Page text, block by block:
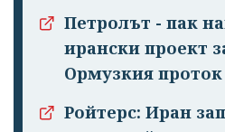
профила
Петролът - пак
ирански проект
Ормузкия проток
Ройтерс: Иран